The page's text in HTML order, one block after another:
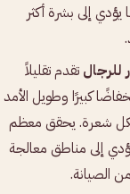
إلى بشرة أكثر
للرجال تقدم تقليلاً
كبيرًا وطويل الأمد
وليس إزالة دائمة بنسبة 100% لكل شعرة. يحقق معظم
الشعر، مما يؤدي إلى مناطق معالجة
الصيانة.